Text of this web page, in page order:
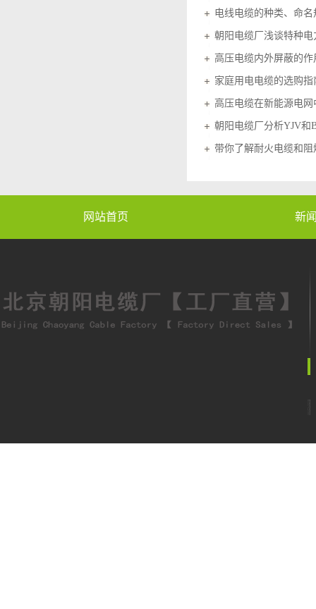
电线电缆的种类、命
朝阳电缆厂浅谈特种
高压电缆内外屏蔽的作
家庭用电电缆的选购指
高压电缆在新能源电
朝阳电缆厂分析YJV和
带你了解耐火电缆和阻
网站首页 新